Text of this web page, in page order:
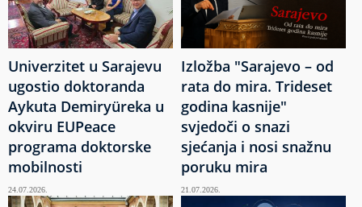
Univerzitet u Sarajevu
ugostio doktoranda
Aykuta Demiryüreka u
okviru EUPeace
programa doktorske
mobilnosti
24.07.2026.
Izložba "Sarajevo – od
rata do mira. Trideset
godina kasnije"
svjedoči o snazi
sjećanja i nosi snažnu
poruku mira
21.07.2026.